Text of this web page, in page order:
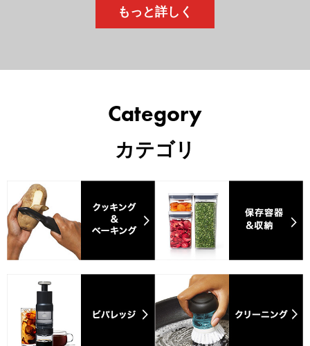
もっと詳しく
Category
カテゴリ